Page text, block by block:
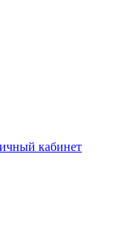
кабинет